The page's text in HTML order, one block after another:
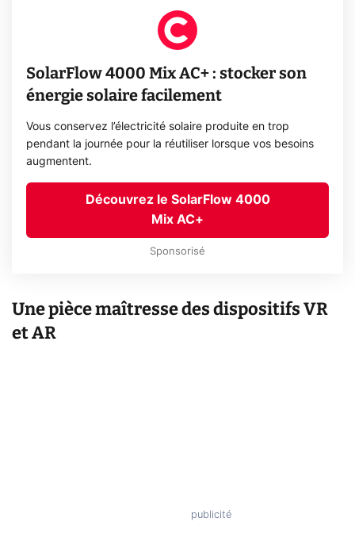
SolarFlow 4000 Mix AC+ : stocker son
énergie solaire facilement
Vous conservez l’électricité solaire produite en trop
pendant la journée pour la réutiliser lorsque vos besoins
augmentent.
Découvrez le SolarFlow 4000
Mix AC+
Sponsorisé
Une pièce maîtresse des dispositifs VR
et AR